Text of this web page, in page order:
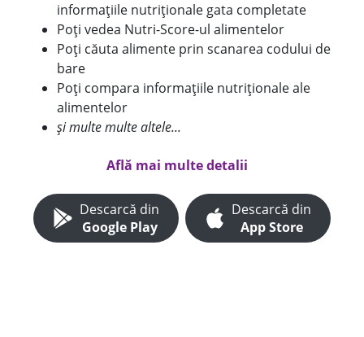
informațiile nutriționale gata completate
Poți vedea Nutri-Score-ul alimentelor
Poți căuta alimente prin scanarea codului de
bare
Poți compara informațiile nutriționale ale
alimentelor
și multe multe altele...
Află mai multe detalii
Descarcă din
Google Play
Descarcă din
App Store